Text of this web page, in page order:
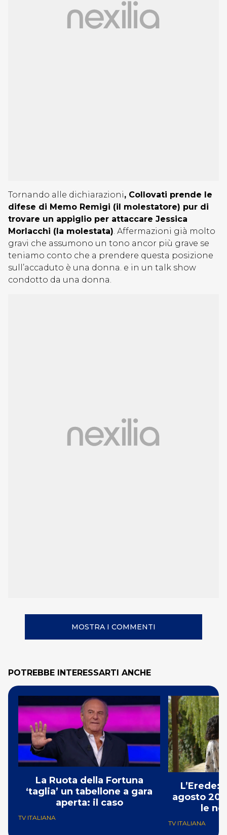
Tornando alle dichiarazioni, Collovati prende le
difese di Memo Remigi (il molestatore) pur di
trovare un appiglio per attaccare Jessica
Morlacchi (la molestata). Affermazioni già molto
gravi che assumono un tono ancor più grave se
teniamo conto che a prendere questa posizione
sull’accaduto è una donna. e in un talk show
condotto da una donna.
MOSTRA I COMMENTI
POTREBBE INTERESSARTI ANCHE
La Ruota della Fortuna
‘taglia’ un tabellone a gara
aperta: il caso
TV ITALIANA
L’Erede:
agosto
le
TV ITALIANA